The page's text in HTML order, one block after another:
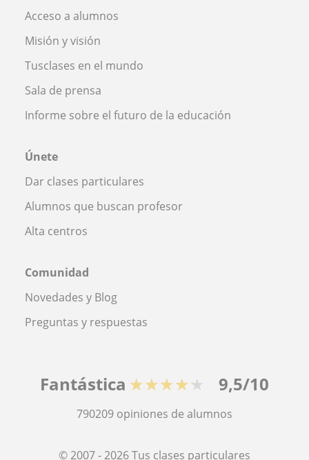
Acceso a alumnos
Misión y visión
Tusclases en el mundo
Sala de prensa
Informe sobre el futuro de la educación
Únete
Dar clases particulares
Alumnos que buscan profesor
Alta centros
Comunidad
Novedades y Blog
Preguntas y respuestas
Fantástica ★★★★★ 9,5/10
790209 opiniones de alumnos
© 2007 - 2026 Tus clases particulares